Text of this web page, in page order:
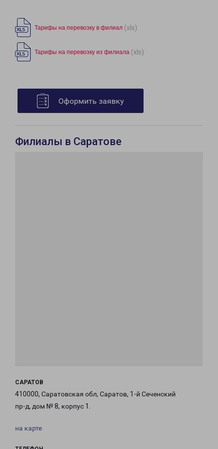
Тарифы на перевозку в филиал (xls)
Тарифы на перевозку из филиала (xls)
Оформить заявку
Филиалы в Саратове
САРАТОВ
410000, Саратовская обл, Саратов, 1-й Сеченский
пр-д, дом № 8, корпус 1.
на карте